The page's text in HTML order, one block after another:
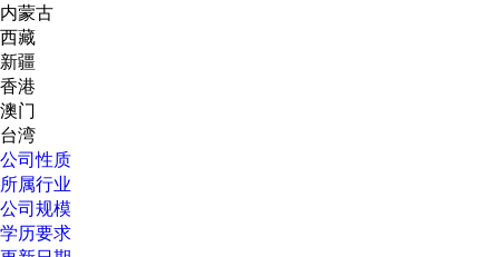
内蒙古
西藏
新疆
香港
澳门
台湾
公司性质
所属行业
公司规模
学历要求